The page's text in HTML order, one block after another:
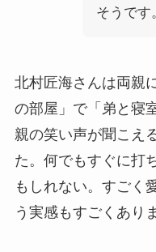
そうです
北村匠海さんは両親
の部屋」で「弟と寝
親の笑い声が聞こえ
た。何でもすぐに打
もしれない。すごく
う実感もすごくあり